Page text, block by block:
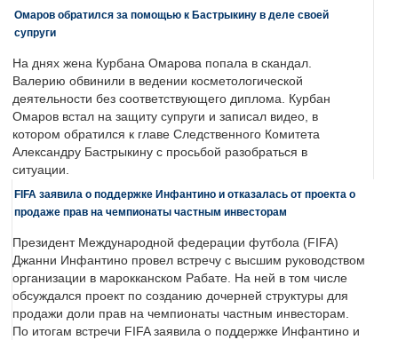
Омаров обратился за помощью к Бастрыкину в деле своей
супруги
На днях жена Курбана Омарова попала в скандал.
Валерию обвинили в ведении косметологической
деятельности без соответствующего диплома. Курбан
Омаров встал на защиту супруги и записал видео, в
котором обратился к главе Следственного Комитета
Александру Бастрыкину с просьбой разобраться в
ситуации.
FIFA заявила о поддержке Инфантино и отказалась от проекта о
продаже прав на чемпионаты частным инвесторам
Президент Международной федерации футбола (FIFA)
Джанни Инфантино провел встречу с высшим руководством
организации в марокканском Рабате. На ней в том числе
обсуждался проект по созданию дочерней структуры для
продажи доли прав на чемпионаты частным инвесторам.
По итогам встречи FIFA заявила о поддержке Инфантино и